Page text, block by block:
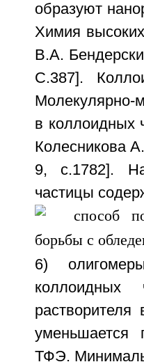
образуют
Химия
В.А.
С.387].
Молекулярно-
в коллоидных
Колесникова
9, с.1782].
частицы
6)
коллоидных
уменьшается
ТФЭ.